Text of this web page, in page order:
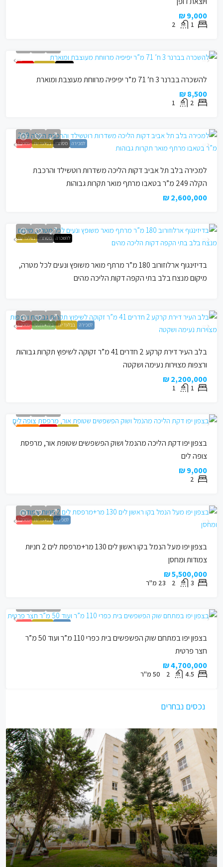
9,000 ₪
1
2
להשכרה בבלעדיות הושכר !
להשכרה בברנר 3 ח’ 71 מ”ר יפיפיה מרווחת מעוצבת ומוארת
8,500 ₪
2
1
למכירה מסחרי בבלעדיות נמכר !
למכירה בלב תל אביב דקות הליכה משדרות רוטשילד והרכבת
הקלה 249 מ”ר בטאבו מרתף מואר תקרות גבוהות
2,600,000 ₪
להשכרה מסחרי בבלעדיות
בדיזינגוף ארלוזורוב 180 מ”ר מרתף מואר משופץ ונעים לכל מטרה,
מיקום מנצח בלב בתי הקפה דקות הליכה מהים
למכירה בבלעדיות בית אותנטי נמכר !
בלב העיר דירת קרקע 2 חדרים 41 מ”ר זקוקה לשיפוץ תקרות גבוהות
ורצפות מצוירות נעימה ושקטה
2,200,000 ₪
1
1
בבלעדיות הושכר ! הצעה חמה
בצפון יפו דקת הליכה מהנמל ושוק הפשפשים שטופת אור, מרפסת
צופה לים
9,000 ₪
2
למכירה בבלעדיות נמכר !
בצפון יפו מעל הנמל בקו ראשון לים 130 מר+מרפסת לים 2 חניות
צמודות ומחסן
5,500,000 ₪
3
2
23 מ"ר
למכירה בבלעדיות נמכר !
בצפון יפו במתחם שוק הפשפשים בית כפרי 110 מ”ר ועוד 50 מ”ר
חצר פרטית
4,700,000 ₪
4.5
2
50 מ"ר
נכסים נבחרים